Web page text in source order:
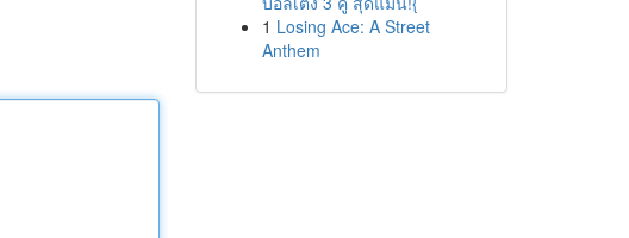
1 Losing Ace: A Street
Anthem